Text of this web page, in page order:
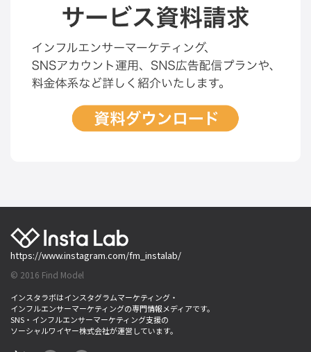
https://www.instagram.com/fm_instalab/
© 2016 Find Model
インスタラボはインスタグラムマーケティング・
インフルエンサーマーケティングの専門情報メディアです。
SNS・インフルエンサーマーケティング支援の
ソーシャルワイヤー株式会社が運営しています。